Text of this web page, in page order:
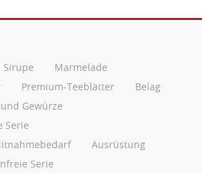
Sirupe
Marmelade
Premium-Teeblätter
Belag
Gewürze
Serie
Ausrüstung
Serie